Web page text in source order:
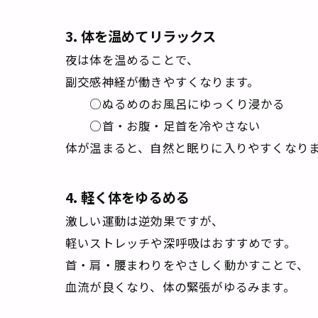
3. 体を温めてリラックス
夜は体を温めることで、
副交感神経が働きやすくなります。
○ぬるめのお風呂にゆっくり浸かる
○首・お腹・足首を冷やさない
体が温まると、自然と眠りに入りやすくなり
4. 軽く体をゆるめる
激しい運動は逆効果ですが、
軽いストレッチや深呼吸はおすすめです。
首・肩・腰まわりをやさしく動かすことで、
血流が良くなり、体の緊張がゆるみます。